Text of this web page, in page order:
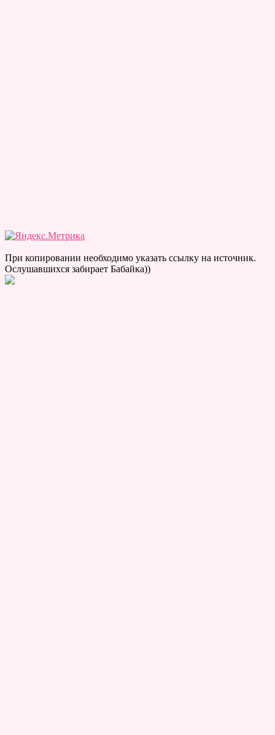
При копировании необходимо указать ссылку на источник.
Ослушавшихся забирает Бабайка))